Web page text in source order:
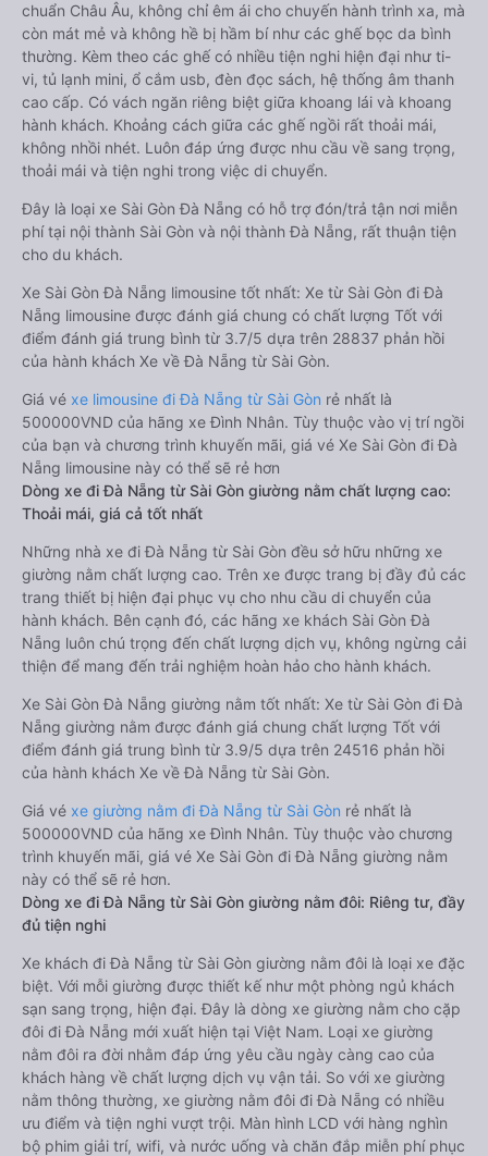
chuẩn Châu Âu, không chỉ êm ái cho chuyến hành trình xa, mà
còn mát mẻ và không hề bị hầm bí như các ghế bọc da bình
thường. Kèm theo các ghế có nhiều tiện nghi hiện đại như ti-
vi, tủ lạnh mini, ổ cắm usb, đèn đọc sách, hệ thống âm thanh
cao cấp. Có vách ngăn riêng biệt giữa khoang lái và khoang
hành khách. Khoảng cách giữa các ghế ngồi rất thoải mái,
không nhồi nhét. Luôn đáp ứng được nhu cầu về sang trọng,
thoải mái và tiện nghi trong việc di chuyển.
Đây là loại xe Sài Gòn Đà Nẵng có hỗ trợ đón/trả tận nơi miễn
phí tại nội thành Sài Gòn và nội thành Đà Nẵng, rất thuận tiện
cho du khách.
Xe Sài Gòn Đà Nẵng limousine tốt nhất: Xe từ Sài Gòn đi Đà
Nẵng limousine được đánh giá chung có chất lượng Tốt với
điểm đánh giá trung bình từ 3.7/5 dựa trên 28837 phản hồi
của hành khách Xe về Đà Nẵng từ Sài Gòn.
Giá vé xe limousine đi Đà Nẵng từ Sài Gòn rẻ nhất là
500000VND của hãng xe Đình Nhân. Tùy thuộc vào vị trí ngồi
của bạn và chương trình khuyến mãi, giá vé Xe Sài Gòn đi Đà
Nẵng limousine này có thể sẽ rẻ hơn
Dòng xe đi Đà Nẵng từ Sài Gòn giường nằm chất lượng cao:
Thoải mái, giá cả tốt nhất
Những nhà xe đi Đà Nẵng từ Sài Gòn đều sở hữu những xe
giường nằm chất lượng cao. Trên xe được trang bị đầy đủ các
trang thiết bị hiện đại phục vụ cho nhu cầu di chuyển của
hành khách. Bên cạnh đó, các hãng xe khách Sài Gòn Đà
Nẵng luôn chú trọng đến chất lượng dịch vụ, không ngừng cải
thiện để mang đến trải nghiệm hoàn hảo cho hành khách.
Xe Sài Gòn Đà Nẵng giường nằm tốt nhất: Xe từ Sài Gòn đi Đà
Nẵng giường nằm được đánh giá chung chất lượng Tốt với
điểm đánh giá trung bình từ 3.9/5 dựa trên 24516 phản hồi
của hành khách Xe về Đà Nẵng từ Sài Gòn.
Giá vé xe giường nằm đi Đà Nẵng từ Sài Gòn rẻ nhất là
500000VND của hãng xe Đình Nhân. Tùy thuộc vào chương
trình khuyến mãi, giá vé Xe Sài Gòn đi Đà Nẵng giường nằm
này có thể sẽ rẻ hơn.
Dòng xe đi Đà Nẵng từ Sài Gòn giường nằm đôi: Riêng tư, đầy
đủ tiện nghi
Xe khách đi Đà Nẵng từ Sài Gòn giường nằm đôi là loại xe đặc
biệt. Với mỗi giường được thiết kế như một phòng ngủ khách
sạn sang trọng, hiện đại. Đây là dòng xe giường nằm cho cặp
đôi đi Đà Nẵng mới xuất hiện tại Việt Nam. Loại xe giường
nằm đôi ra đời nhằm đáp ứng yêu cầu ngày càng cao của
khách hàng về chất lượng dịch vụ vận tải. So với xe giường
nằm thông thường, xe giường nằm đôi đi Đà Nẵng có nhiều
ưu điểm và tiện nghi vượt trội. Màn hình LCD với hàng nghìn
bộ phim giải trí, wifi, và nước uống và chăn đắp miễn phí phục